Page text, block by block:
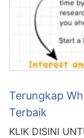
Terungkap
Terbaik
KLIK DISINI